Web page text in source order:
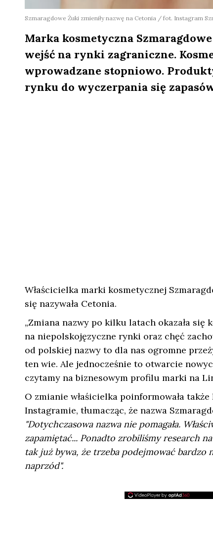
Szmaragdowe Żuki zmieniły nazwę na Cetonia / fot. Instagram
Marka kosmetyczna
wejść na rynki zagraniczne.
wprowadzane stopniowo.
rynku do wyczerpania się
Właścicielka marki kosmetycznej
się nazywała Cetonia.
„Zmiana nazwy po kilku latach okazała
na niepolskojęzyczne rynki oraz chęć
od polskiej nazwy to dla nas ogromne
ten wie. Ale jednocześnie to otwarcie
czytamy na biznesowym profilu marki na
O zmianie właśicielka poinformowała
Instagramie, tłumacząc, że nazwa
"Dotychczasowa nazwa nie pomagała.
zapamiętać... Ponadto zrobiliśmy research
tak już bywa, że trzeba podejmować
naprzód".